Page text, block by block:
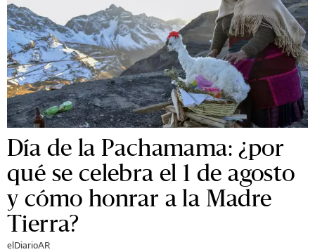
Día de la Pachamama: ¿por
qué se celebra el 1 de agosto
y cómo honrar a la Madre
Tierra?
elDiarioAR